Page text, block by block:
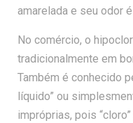
amarelada e seu odor
No comércio, o
tradicionalmente em
Também é conhecido
líquido” ou
impróprias, pois